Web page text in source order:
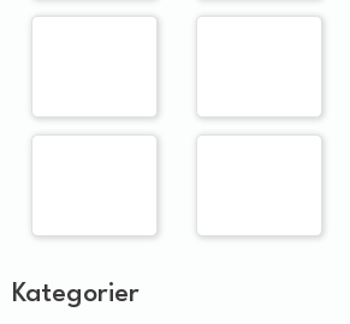
Kategorier